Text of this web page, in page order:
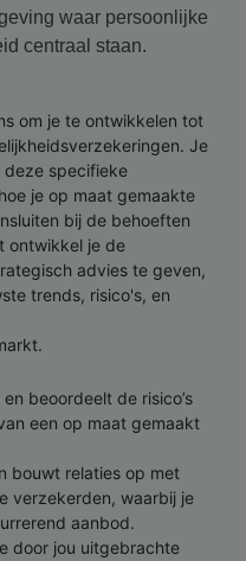
waar persoonlijke
centraal staan.
om je te ontwikkelen tot
Je
specifieke
je op maat gemaakte
bij de behoeften
ontwikkel je de
advies te geven,
trends, risico's, en
beoordeelt de risico’s
een op maat gemaakt
bouwt relaties op met
verzekerden, waarbij je
aanbod.
door jou uitgebrachte